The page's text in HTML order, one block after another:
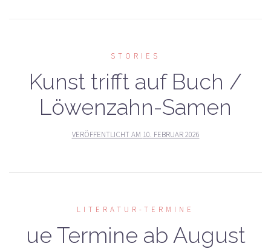
STORIES
Kunst trifft auf Buch /
Löwenzahn-Samen
VERÖFFENTLICHT AM 10. FEBRUAR 2026
LITERATUR-TERMINE
ue Termine ab August